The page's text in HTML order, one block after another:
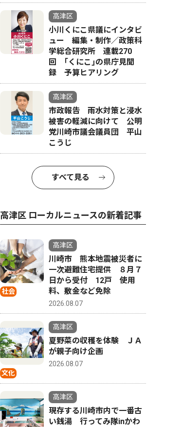
4
スポーツ
高津区
小川くにこ県議にインタビ
ュー 編集・制作／政策科
学総合研究所 連載270
回 ｢くにこ｣の県庁見聞
録 予算ヒアリング
高津区
市政報告 雨水対策と浸水
被害の軽減に向けて 公明
党川崎市議会議員団 平山
こうじ
すべて見る
高津区 ローカルニュースの新着記事
社会
高津区
川崎市 熊本地震被災者に
一次避難住宅提供 ８月７
日から受付 12戸 使用
料、敷金など免除
2026.08.07
文化
高津区
夏野菜の収穫を体験 ＪＡ
が親子向け企画
2026.08.07
高津区
現存する川崎市内で一番古
い銭湯 行ってみ隊inかわ